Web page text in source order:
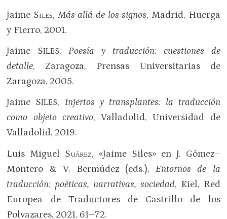
Jaime Siles, Más allá de los signos, Madrid, Huerga
y Fierro, 2001.
Jaime SILES,Poesía y traducción: cuestiones de
detalle, Zaragoza, Prensas Universitarias de
Zaragoza, 2005.
Jaime SILES, Injertos y transplantes: la traducción
como objeto creativo, Valladolid, Universidad de
Valladolid, 2019.
Luis Miguel Suárez, «Jaime Siles» en J. Gómez–
Montero & V. Bermúdez (eds.),Entornos de la
traducción: poéticas, narrativas, sociedad, Kiel, Red
Europea de Traductores de Castrillo de los
Polvazares, 2021, 61–72.